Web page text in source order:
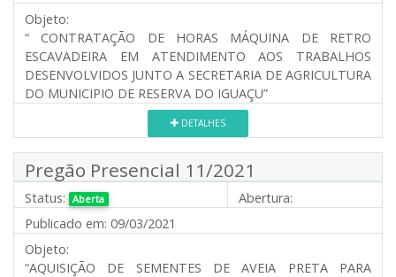
Objeto:
“ CONTRATAÇÃO DE HORAS MÁQUINA DE RETRO
ESCAVADEIRA EM ATENDIMENTO AOS TRABALHOS
DESENVOLVIDOS JUNTO A SECRETARIA DE AGRICULTURA
DO MUNICIPIO DE RESERVA DO IGUAÇU”
DETALHES
Pregão Presencial 11/2021
Status: Aberta
Abertura:
Publicado em: 09/03/2021
Objeto:
“AQUISIÇÃO DE SEMENTES DE AVEIA PRETA PARA